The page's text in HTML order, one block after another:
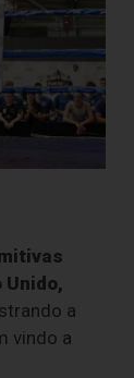
Unido,
a
vindo a